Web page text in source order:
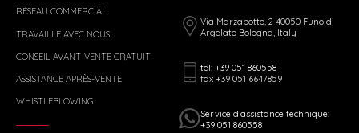
RÉSEAU COMMERCIAL
TRAVAILLE AVEC NOUS
CONSEIL AVANT-VENTE GRATUIT
ASSISTANCE APRÈS-VENTE
WHISTLEBLOWING
Via Marzabotto, 2 40050 Funo di
Argelato Bologna, Italy
tel: +39 051 860558
fax +39 051 6647859
Service d’assistance technique:
+39 051 860558